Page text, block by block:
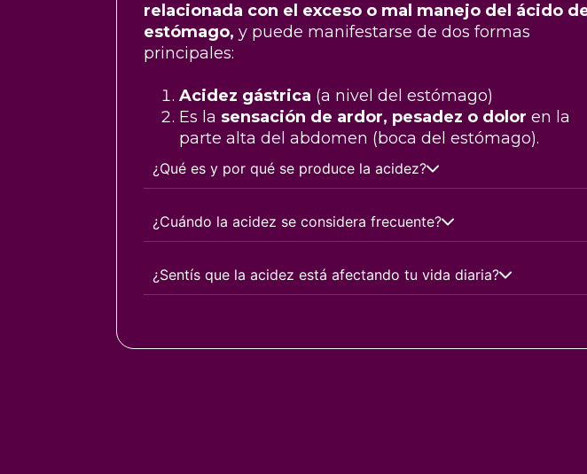
relacionada con el exceso o mal manejo del ácido
estómago, y puede manifestarse de dos formas
principales:
Acidez gástrica (a nivel del estómago)
Es la sensación de ardor, pesadez o dolor en la
parte alta del abdomen (boca del estómago).
¿Qué es y por qué se produce la acidez?
¿Cuándo la acidez se considera frecuente?
¿Sentís que la acidez está afectando tu vida diaria?